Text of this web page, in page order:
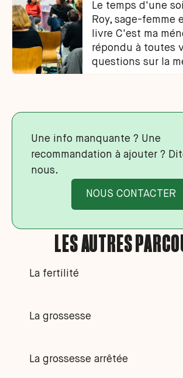
Le temps d'une
Roy, sage-femme
livre C'est ma
répondu à toutes
questions sur la
Une info manquante ? Une
recommandation à ajouter ?
nous.
NOUS CONTACTER
LES AUTRES
La fertilité
La grossesse
La grossesse arrêtée